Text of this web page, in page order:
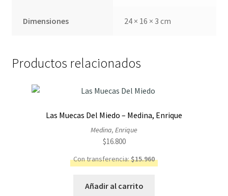
Dimensiones 24 × 16 × 3 cm
Productos relacionados
Las Muecas Del Miedo – Medina, Enrique
Medina, Enrique
$16.800
Con transferencia:$15.960
Añadir al carrito